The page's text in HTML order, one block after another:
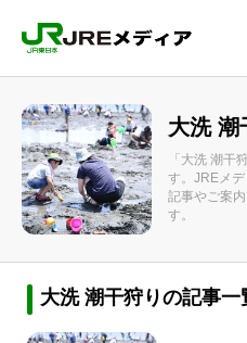
大洗 潮
「大洗 潮干
す。JREメ
記事やご案
す。
大洗 潮干狩りの記事一